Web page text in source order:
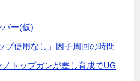
バー(仮)
プ使用なし」因子周回の時間
トップガンが差し育成でUG